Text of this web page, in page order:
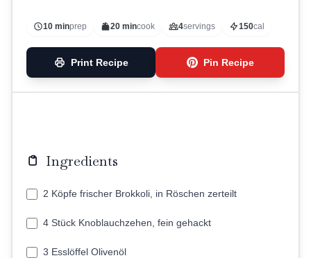
10 minprep 20 mincook 4servings 150cal
Print Recipe Pin Recipe
Ingredients
2 Köpfe frischer Brokkoli, in Röschen zerteilt
4 Stück Knoblauchzehen, fein gehackt
3 Esslöffel Olivenöl